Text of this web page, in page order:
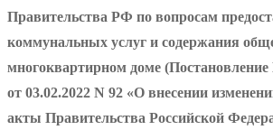
Правительства РФ по вопросам
коммунальных услуг и содержания
многоквартирном доме
от 03.02.2022 N 92 «О внесении
акты Правительства Российской